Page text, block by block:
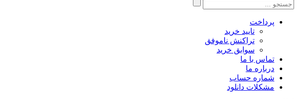
پرداخت
تایید خرید
تراکنش ناموفق
سوابق خرید
تماس با ما
درباره ما
شماره حساب
مشکلات دانلود